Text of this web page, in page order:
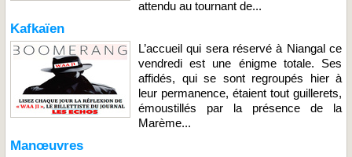
attendu au tournant de...
Kafkaïen
L’accueil qui sera réservé à Niangal ce
vendredi est une énigme totale. Ses
affidés, qui se sont regroupés hier à
leur permanence, étaient tout guillerets,
émoustillés par la présence de la
Marème...
Manœuvres